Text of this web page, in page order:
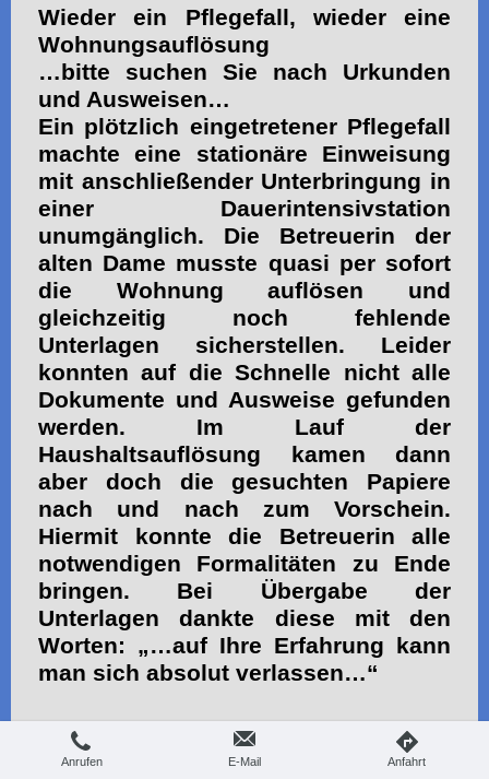
Wieder ein Pflegefall, wieder eine
Wohnungsauflösung
…bitte suchen Sie nach Urkunden
und Ausweisen…
Ein plötzlich eingetretener Pflegefall
machte eine stationäre Einweisung
mit anschließender Unterbringung in
einer Dauerintensivstation
unumgänglich. Die Betreuerin der
alten Dame musste quasi per sofort
die Wohnung auflösen und
gleichzeitig noch fehlende
Unterlagen sicherstellen. Leider
konnten auf die Schnelle nicht alle
Dokumente und Ausweise gefunden
werden. Im Lauf der
Haushaltsauflösung kamen dann
aber doch die gesuchten Papiere
nach und nach zum Vorschein.
Hiermit konnte die Betreuerin alle
notwendigen Formalitäten zu Ende
bringen. Bei Übergabe der
Unterlagen dankte diese mit den
Worten: „…auf Ihre Erfahrung kann
man sich absolut verlassen…“
Wohnungsauflösung
Haushaltsauflösung Juni
Anrufen E-Mail Anfahrt